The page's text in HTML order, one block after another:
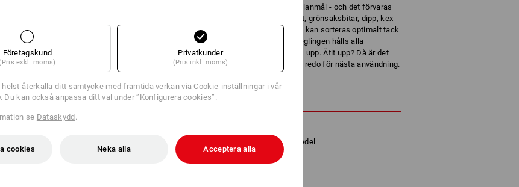
Den perfekta pausen inkluderar ett välsmakande mellanmål - och det förvaras
bäst i vår praktiska e.s. Smörgåslåda midi. Bröd, frukt, grönsaksbitar, dipp, kex
och mycket mer kan förvaras i den robusta lådan och kan sorteras optimalt tack
vare den flexibla avdelaren. Tack vare den extra förseglingen hålls alla
läckerheter fräscha och säkra på sin plats tills de äts upp. Ätit upp? Då är det
bara att stoppa in den i diskmaskinen så är matlådan redo för nästa användning.
Flexibel avdelare för separering av olika livsmedel
läckagesäker
robust och hållbar design
kan maskindiskas
Företagskund
exkl. moms)
Privatkunder
(Pris inkl. moms)
helst återkalla ditt samtycke med framtida verkan viaCookie-inställningar i vår
Du kan också anpassa ditt val under ”Konfigurera cookies”.
se Dataskydd .
cookies Neka alla Acceptera alla